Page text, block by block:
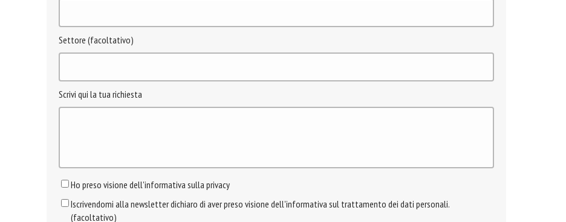
Settore (facoltativo)
Scrivi qui la tua richiesta
Ho preso visione dell'informativa sulla privacy
Iscrivendomi alla newsletter dichiaro di aver preso visione dell'informativa sul trattamento dei dati personali.
(facoltativo)